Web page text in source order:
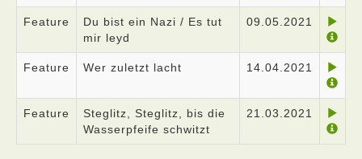
Feature
Du bist ein Nazi / Es tut
mir leyd
09.05.2021
Feature Wer zuletzt lacht 14.04.2021
Feature
Steglitz, Steglitz, bis die
Wasserpfeife schwitzt
21.03.2021